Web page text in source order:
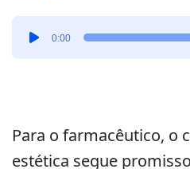
0:00
Para o farmacêutico, o
estética segue